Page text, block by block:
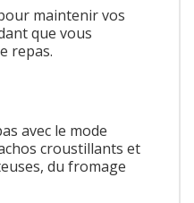
maintenir vos
que vous
repas.
avec le mode
croustillants et
du fromage